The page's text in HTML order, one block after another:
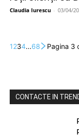
Claudia Iurescu - 03/04/
1234...68 Pagina 3
CONTACTE IN